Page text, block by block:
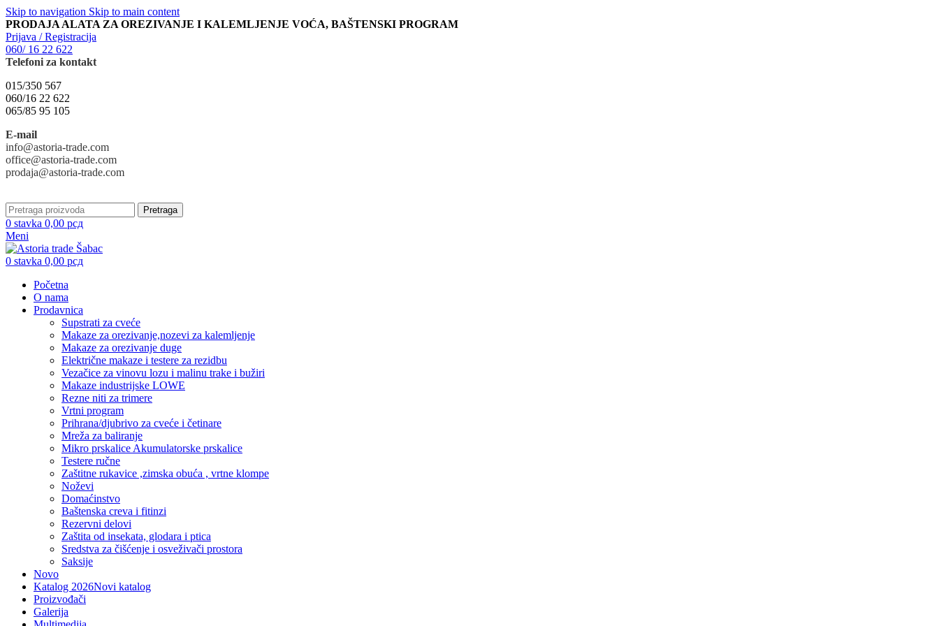
Skip to navigation Skip to main content
PRODAJA ALATA ZA OREZIVANJE I KALEMLJENJE VOĆA, BAŠTENSKI PROGRAM
Prijava / Registracija
060/ 16 22 622
Telefoni za kontakt
015/350 567
060/16 22 622
065/85 95 105
E-mail
info@astoria-trade.com
office@astoria-trade.com
prodaja@astoria-trade.com
Pretraga
0 stavka 0,00 рсд
Meni
0 stavka 0,00 рсд
Početna
O nama
Prodavnica
Supstrati za cveće
Makaze za orezivanje,nozevi za kalemljenje
Makaze za orezivanje duge
Električne makaze i testere za rezidbu
Vezačice za vinovu lozu i malinu trake i bužiri
Makaze industrijske LOWE
Rezne niti za trimere
Vrtni program
Prihrana/djubrivo za cveće i četinare
Mreža za baliranje
Mikro prskalice Akumulatorske prskalice
Testere ručne
Zaštitne rukavice ,zimska obuća , vrtne klompe
Noževi
Domaćinstvo
Baštenska creva i fitinzi
Rezervni delovi
Zaštita od insekata, glodara i ptica
Sredstva za čišćenje i osveživači prostora
Saksije
Novo
Katalog 2026Novi katalog
Proizvođači
Galerija